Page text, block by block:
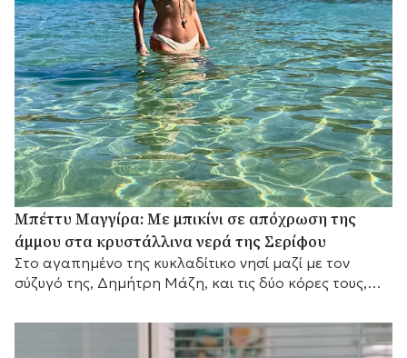
Μπέττυ Μαγγίρα: Με μπικίνι σε απόχρωση της
άμμου στα κρυστάλλινα νερά της Σερίφου
Στο αγαπημένο της κυκλαδίτικο νησί μαζί με τον
σύζυγό της, Δημήτρη Μάζη, και τις δύο κόρες τους,
υποχρεώσεις.